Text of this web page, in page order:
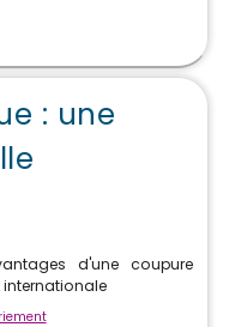
: une
d'une coupure
internationale